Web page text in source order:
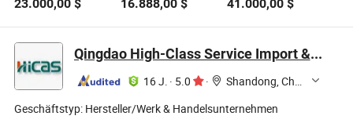
Schwerlast
Hartschienen
Drehzentrum
520mm
Schwenkbereich
12mm Schnittiefe
A2-8 Spindel 96mm
Bohrung It6
23.000,00 $
Schwerzerspanung
mit Späneförderer
16.888,00$
und Drehen
41.000,00$
Qingdao High-Class Service Import & Export Co., Ltd.
16 J. · 5.0 ·
Shandong, China
Geschäftstyp: Hersteller/Werk & Handelsunternehmen